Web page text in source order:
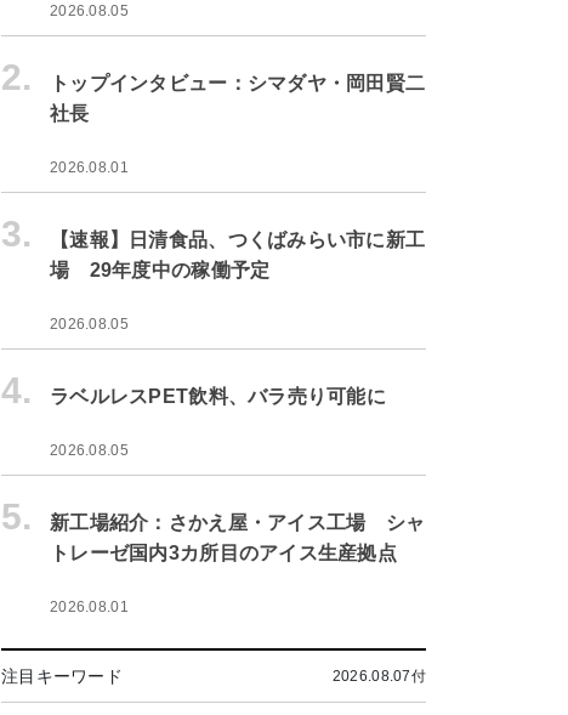
2026.08.05
2.
トップインタビュー：シマダヤ・岡田賢二
社長
2026.08.01
3.
【速報】日清食品、つくばみらい市に新工
場 29年度中の稼働予定
2026.08.05
4. ラベルレスPET飲料、バラ売り可能に
2026.08.05
5.
新工場紹介：さかえ屋・アイス工場 シャ
トレーゼ国内3カ所目のアイス生産拠点
2026.08.01
注目キーワード 2026.08.07付